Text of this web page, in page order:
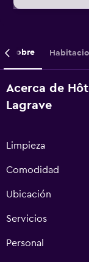
Sobre
Acerca de
Lagrave
Limpieza
Comodidad
Ubicación
Servicios
Personal